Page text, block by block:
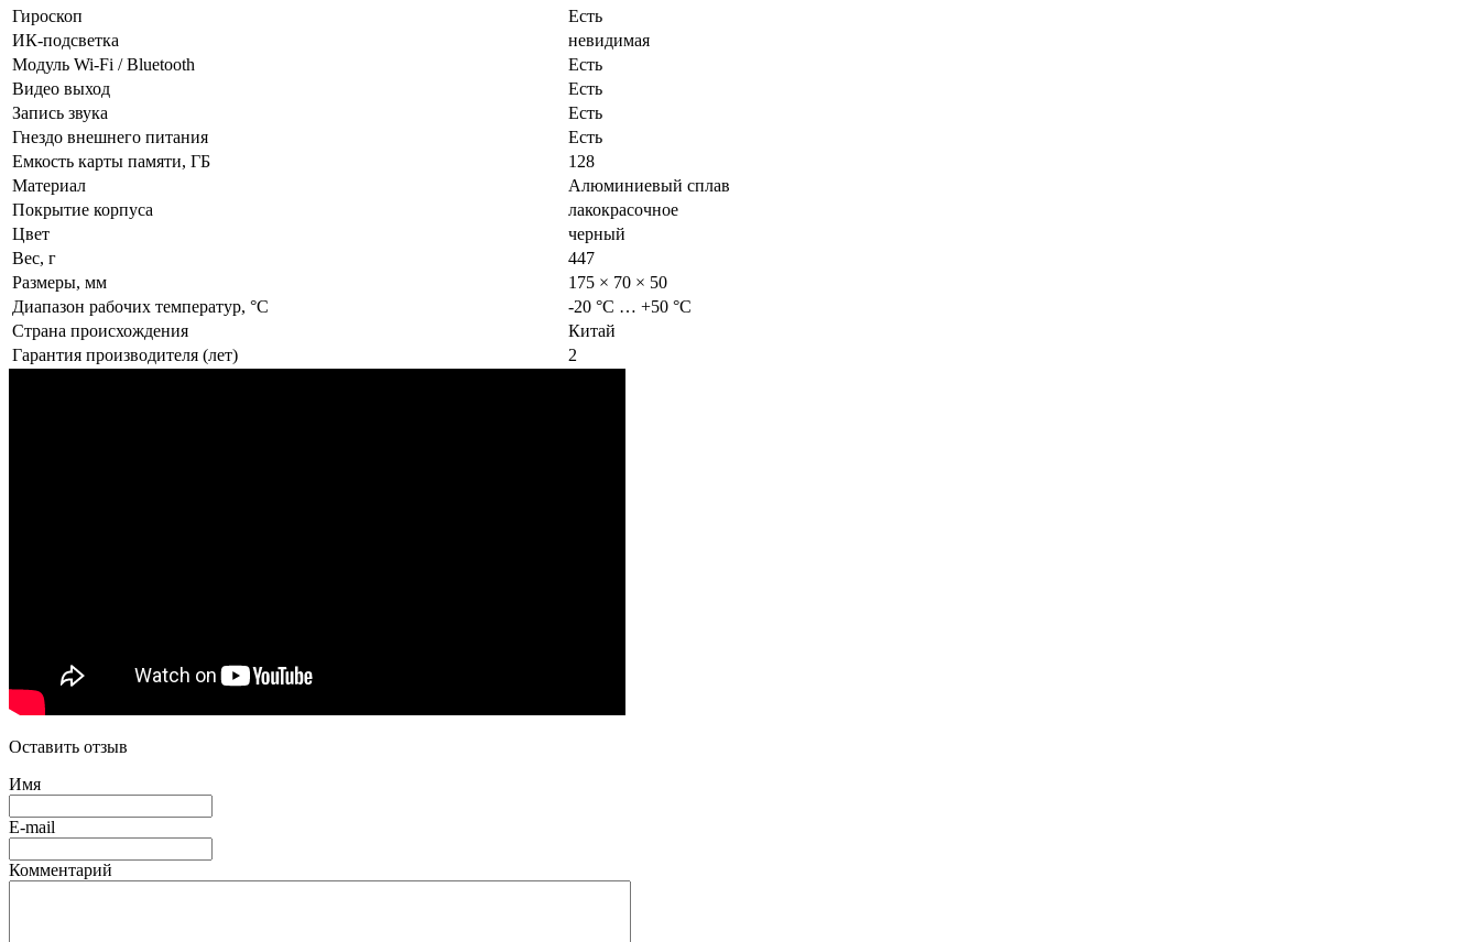
Гироскоп
Есть
ИК-подсветка
невидимая
Модуль Wi-Fi / Bluetooth
Есть
Видео выход
Есть
Запись звука
Есть
Гнездо внешнего питания
Есть
Емкость карты памяти, ГБ
128
Материал
Алюминиевый сплав
Покрытие корпуса
лакокрасочное
Цвет
черный
Вес, г
447
Размеры, мм
175 × 70 × 50
Диапазон рабочих температур, °C
-20 °C … +50 °C
Страна происхождения
Китай
Гарантия производителя (лет)
2
Оставить отзыв
Имя
E-mail
Комментарий